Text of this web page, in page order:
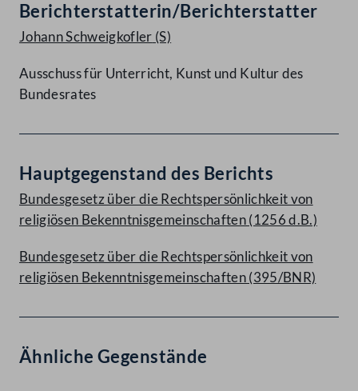
Berichterstatterin/Berichterstatter
Johann Schweigkofler (S)
Ausschuss für Unterricht, Kunst und Kultur des
Bundesrates
Hauptgegenstand des Berichts
Bundesgesetz über die Rechtspersönlichkeit von
religiösen Bekenntnisgemeinschaften (1256 d.B.)
Bundesgesetz über die Rechtspersönlichkeit von
religiösen Bekenntnisgemeinschaften (395/BNR)
Ähnliche Gegenstände